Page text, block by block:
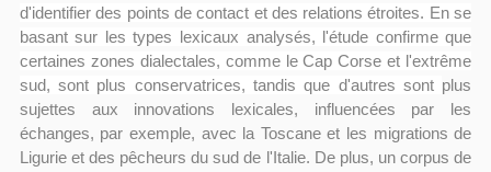
d'identifier des points de contact et des relations étroites. En se
basant sur les types lexicaux analysés, l'étude confirme que
certaines zones dialectales, comme le Cap Corse et l'extrême
sud, sont plus conservatrices, tandis que d'autres sont plus
sujettes aux innovations lexicales, influencées par les
échanges, par exemple, avec la Toscane et les migrations de
Ligurie et des pêcheurs du sud de l'Italie. De plus, un corpus de